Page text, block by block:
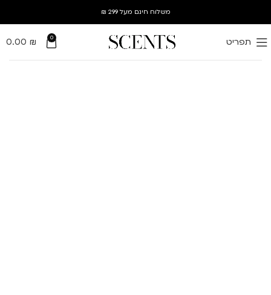
משלוח חינם מעל 299 ₪
תפריט 0
0.00 ₪